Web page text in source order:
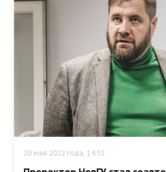
20 мая 2022 года, 14:51